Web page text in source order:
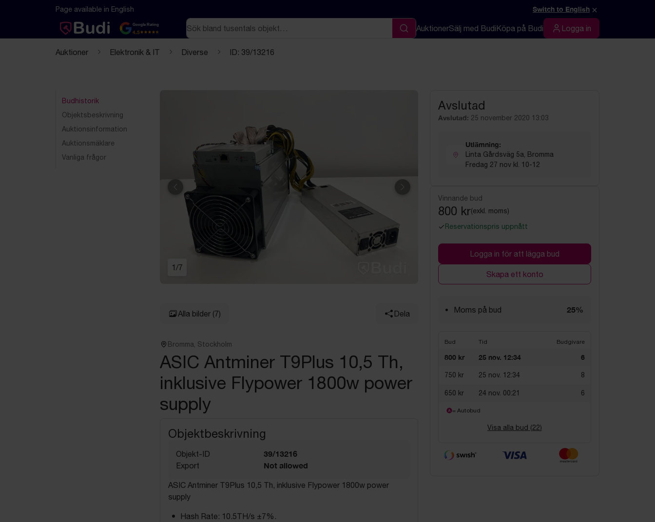
Hoppa till innehåll
Textbaserad (markdown) version av denna sida
Page available in English Switch to English ×
Google Rating
4.5
Sök
Sök
AuktionerSälj med BudiKöpa på Budi Logga in
Logga in
Auktioner Elektronik & IT Diverse ID: 39/13216
Budhistorik
Objektsbeskrivning
Auktionsinformation
Auktionsmäklare
Vanliga frågor
Föregående Nästa
1 /7
Alla bilder (7) Dela
Bromma, Stockholm
ASIC Antminer T9Plus 10,5 Th,
inklusive Flypower 1800w power
supply
Objektbeskrivning
Objekt-ID 39/13216
Export Not allowed
ASIC Antminer T9Plus 10,5 Th, inklusive Flypower 1800w power
supply
Hash Rate: 10.5TH/s ±7%.
Avslutad
Avslutad: 25 november 2020 13:03
Utlämning:
Linta Gårdsväg 5a, Bromma
Fredag 27 nov kl. 10-12
Vinnande bud
800 kr(exkl. moms)
Reservationspris uppnått
Logga in för att lägga bud
Skapa ett konto
Moms på bud 25%
Bud Tid Budgivare
800 kr 25 nov. 12:34 6
750 kr 25 nov. 12:34 8
650 kr 24 nov. 00:21 6
= Autobud
Visa alla bud (22)